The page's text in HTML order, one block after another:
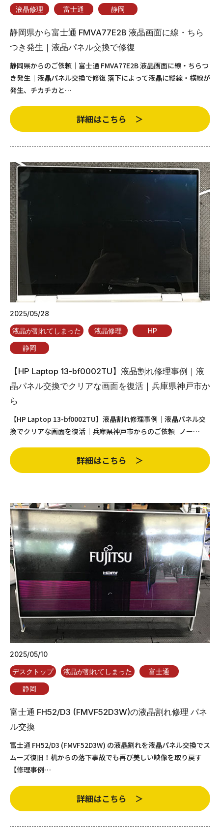
液晶修理 富士通 静岡
静岡県から富士通 FMVA77E2B 液晶画面に線・ちら
つき発生｜液晶パネル交換で修復
静岡県からのご依頼｜富士通 FMVA77E2B 液晶画面に線・ちらつ
き発生｜液晶パネル交換で修復 落下によって液晶に縦線・横線が
発生、チカチカと…
詳細はこちら ＞
2025/05/28
液晶が割れてしまった 液晶修理 HP
静岡
【HP Laptop 13-bf0002TU】液晶割れ修理事例｜液
晶パネル交換でクリアな画面を復活｜兵庫県神戸市か
ら
【HP Laptop 13-bf0002TU】液晶割れ修理事例｜液晶パネル交
換でクリアな画面を復活｜兵庫県神戸市からのご依頼 ノー…
詳細はこちら ＞
2025/05/10
デスクトップ 液晶が割れてしまった 富士通
静岡
富士通 FH52/D3 (FMVF52D3W)の液晶割れ修理 パネ
ル交換
富士通 FH52/D3 (FMVF52D3W) の液晶割れを液晶パネル交換でス
ムーズ復旧！机からの落下事故でも再び美しい映像を取り戻す
【修理事例…
詳細はこちら ＞